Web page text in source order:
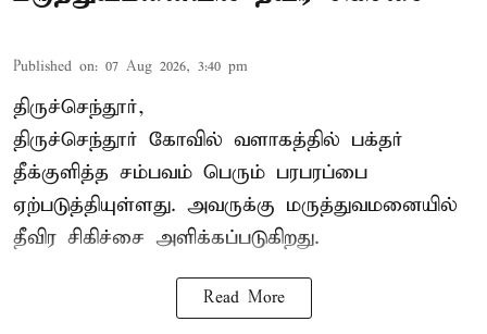
Published on: 07 Aug 2026, 3:40 pm
திருச்செந்தூர்,
திருச்செந்தூர் கோவில் வளாகத்தில் பக்தர்
தீக்குளித்த சம்பவம் பெரும் பரபரப்பை
ஏற்படுத்தியுள்ளது. அவருக்கு மருத்துவமனையில்
தீவிர சிகிச்சை அளிக்கப்படுகிறது.
Read More